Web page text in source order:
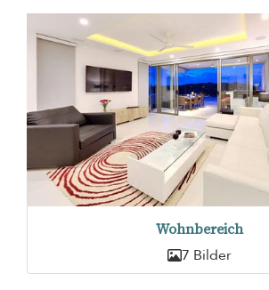
Wohnbereich
7 Bilder